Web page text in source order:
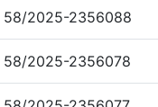
58/2025-2356088
58/2025-2356078